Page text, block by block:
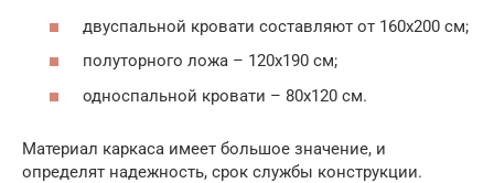
двуспальной кровати составляют от 160х200 см;
полуторного ложа – 120х190 см;
односпальной кровати – 80х120 см.
Материал каркаса имеет большое значение, и
определят надежность, срок службы конструкции.